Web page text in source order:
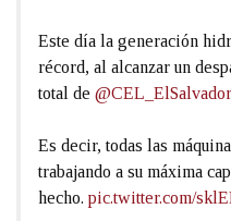
Este día la generación
récord, al alcanzar un
total de @CEL_ElSalvador
Es decir, todas las
trabajando a su máxima
hecho. pic.twitter.com/